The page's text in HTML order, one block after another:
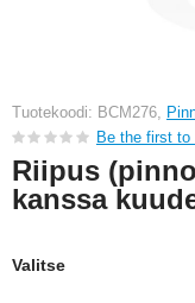
Tuotekoodi: BCM276,
Be the first to
Riipus
kanssa
Valitse